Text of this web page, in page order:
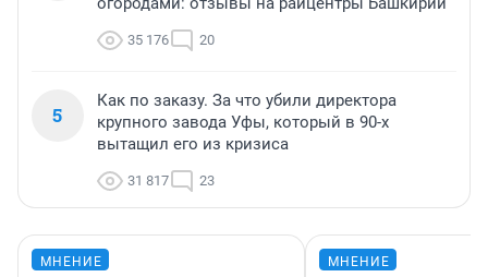
35 176 20
5
Как по заказу. За что убили директора
крупного завода Уфы, который в 90-х
вытащил его из кризиса
31 817 23
МНЕНИЕ МНЕНИЕ